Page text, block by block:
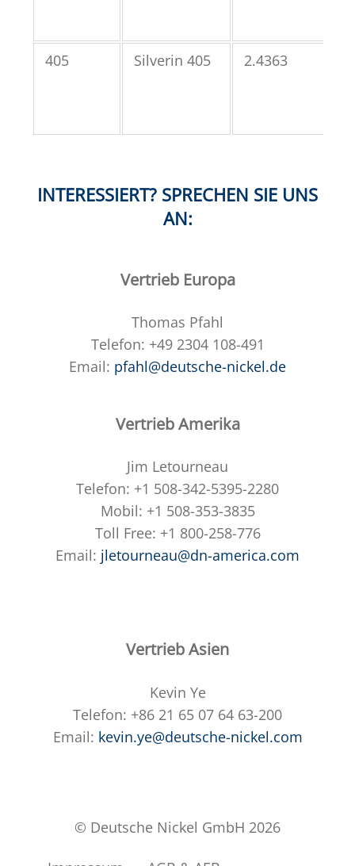
405 Silverin 405 2.4363
INTERESSIERT? SPRECHEN SIE UNS
AN:
Vertrieb Europa
Thomas Pfahl
Telefon: +49 2304 108-491
Email: pfahl@deutsche-nickel.de
Vertrieb Amerika
Jim Letourneau
Telefon: +1 508-342-5395-2280
Mobil: +1 508-353-3835
Toll Free: +1 800-258-776
Email: jletourneau@dn-america.com
Vertrieb Asien
Kevin Ye
Telefon: +86 21 65 07 64 63-200
Email: kevin.ye@deutsche-nickel.com
© Deutsche Nickel GmbH 2026